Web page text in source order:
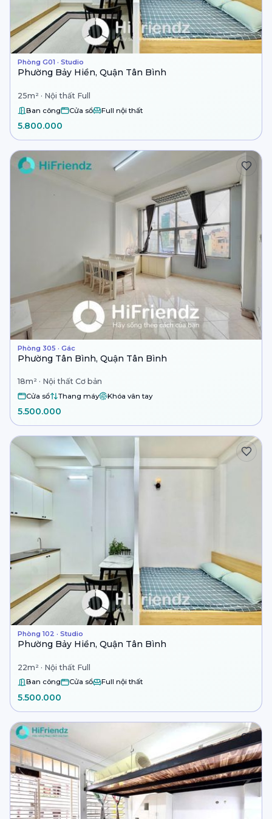
Phòng G01 · Studio
Phường Bảy Hiền, Quận Tân Bình
25m² · Nội thất Full
Ban công Cửa sổ Full nội thất
5.800.000
Phòng 305 · Gác
Phường Tân Bình, Quận Tân Bình
18m² · Nội thất Cơ bản
Cửa sổ Thang máy Khóa vân tay
5.500.000
Phòng 102 · Studio
Phường Bảy Hiền, Quận Tân Bình
22m² · Nội thất Full
Ban công Cửa sổ Full nội thất
5.500.000